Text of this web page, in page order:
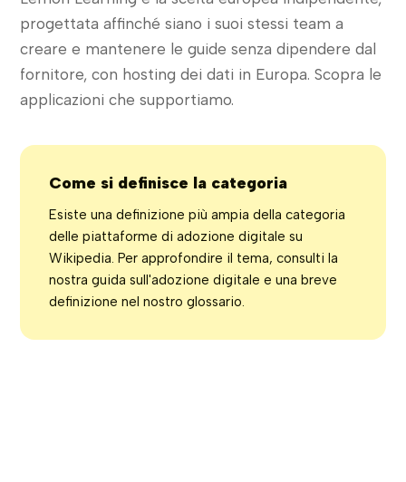
progettata affinché siano i suoi stessi team a
creare e mantenere le guide senza dipendere dal
fornitore, con hosting dei dati in Europa. Scopra le
applicazioni che supportiamo.
Come si definisce la categoria
Esiste una definizione più ampia della categoria
delle piattaforme di adozione digitale su
Wikipedia. Per approfondire il tema, consulti la
nostra guida sull'adozione digitale e una breve
definizione nel nostro glossario.